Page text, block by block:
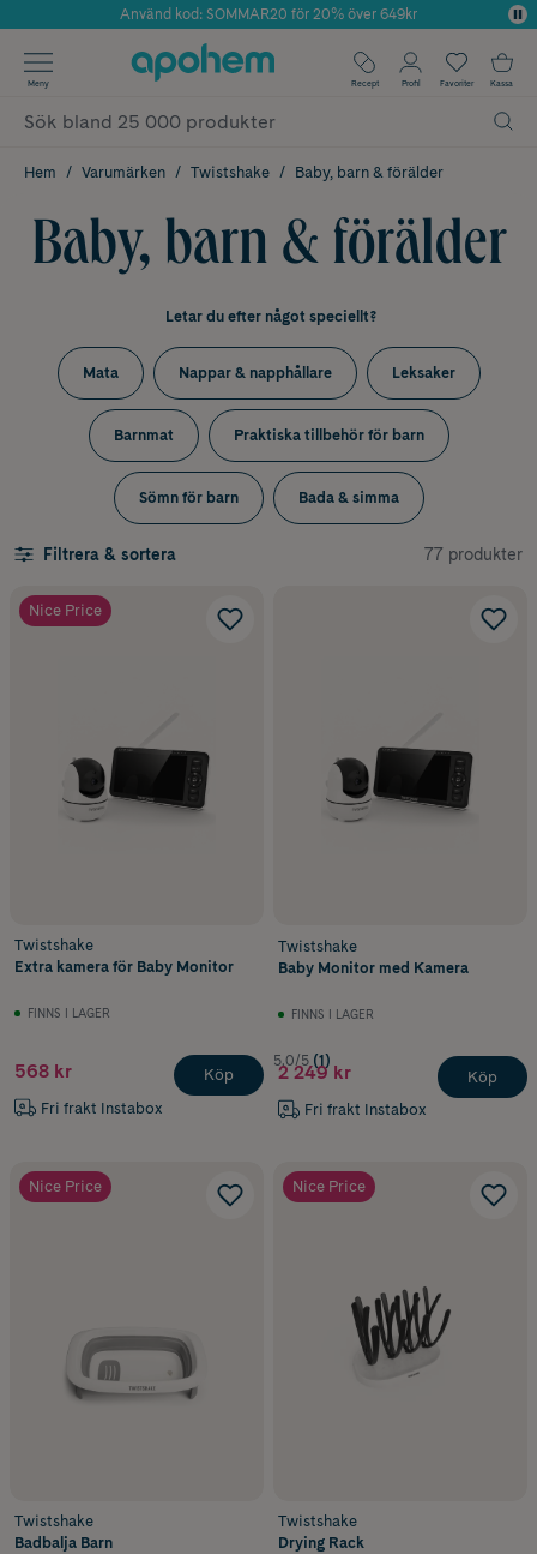
Årets Butik 2025 inom Skönhet
Använd kod: SOMMAR20 för 20% över 649kr
✓ Fri frakt
✓ Poäng på alla köp*
Meny Recept Profil Favoriter Kassa
Hem Varumärken Twistshake Baby, barn & förälder
Baby, barn & förälder
Letar du efter något speciellt?
Mata Nappar & napphållare Leksaker
Barnmat Praktiska tillbehör för barn
Sömn för barn Bada & simma
Filtrera & sortera 77 produkter
Nice Price
Twistshake
Extra kamera för Baby Monitor
FINNS I LAGER
568 kr
Fri frakt Instabox
Köp
Twistshake
Baby Monitor med Kamera
FINNS I LAGER
5.0/5 (1)
2 249 kr
Fri frakt Instabox
Köp
Nice Price
Twistshake
Badbalja Barn
Nice Price
Twistshake
Drying Rack